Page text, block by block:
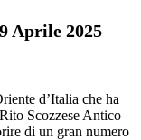
9 Aprile 2025
d’Italia che ha
Scozzese Antico
di un gran numero